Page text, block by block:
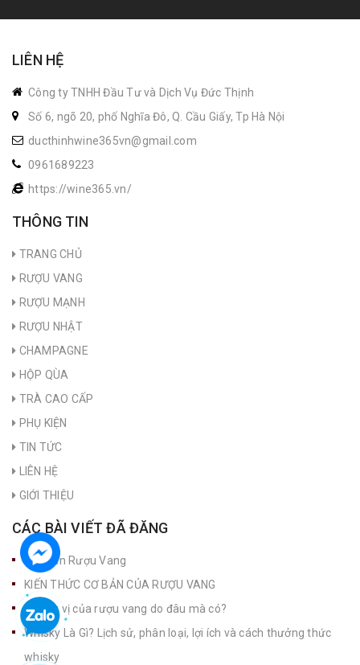
LIÊN HỆ
Công ty TNHH Đầu Tư và Dịch Vụ Đức Thịnh
Số 6, ngõ 20, phố Nghĩa Đô, Q. Cầu Giấy, Tp Hà Nội
ducthinhwine365vn@gmail.com
0961689223
https://wine365.vn/
THÔNG TIN
TRANG CHỦ
RƯỢU VANG
RƯỢU MẠNH
RƯỢU NHẬT
CHAMPAGNE
HỘP QÙA
TRÀ CAO CẤP
PHỤ KIỆN
TIN TỨC
LIÊN HỆ
GIỚI THIỆU
CÁC BÀI VIẾT ĐÃ ĐĂNG
Nút Bần Rượu Vang
KIẾN THỨC CƠ BẢN CỦA RƯỢU VANG
Hương vị của rượu vang do đâu mà có?
Whisky Là Gì? Lịch sử, phân loại, lợi ích và cách thưởng thức
whisky